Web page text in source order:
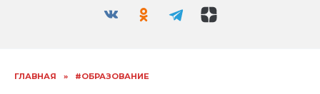
ГЛАВНАЯ » #ОБРАЗОВАНИЕ